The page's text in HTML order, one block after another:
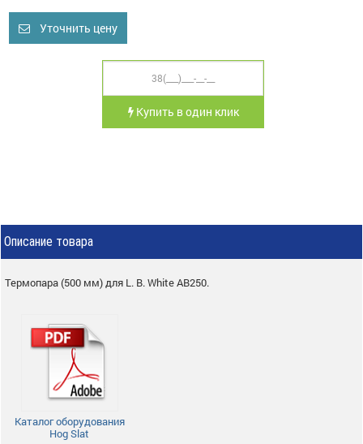
Уточнить цену
Купить в один клик
Описание товара
Термопара (500 мм) для L. B. White AB250.
Каталог оборудования
Hog Slat